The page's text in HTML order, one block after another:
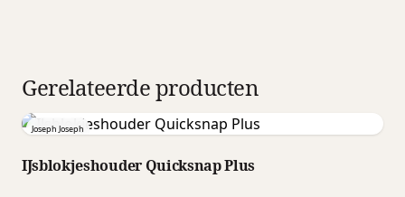
Gerelateerde producten
Joseph Joseph
IJsblokjeshouder Quicksnap Plus